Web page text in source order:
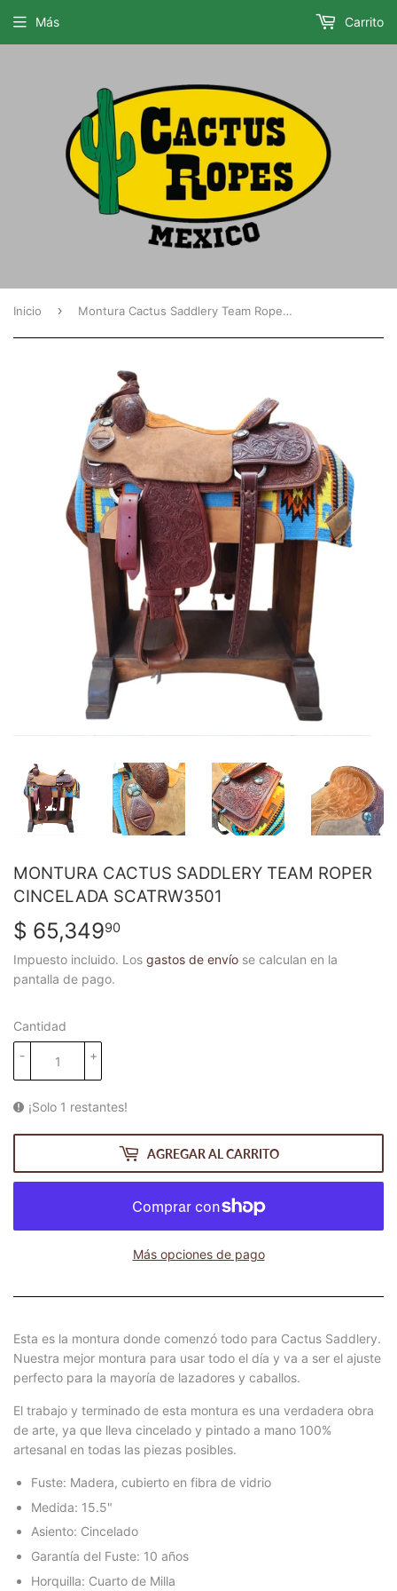
Más Carrito
Inicio › Montura Cactus Saddlery Team Roper Cincelada SCATRW3501
MONTURA CACTUS SADDLERY TEAM ROPER
CINCELADA SCATRW3501
$ 65,34990
65,349.90
Impuesto incluido. Los gastos de envío se calculan en la
pantalla de pago.
Cantidad
+
-
¡Solo 1 restantes!
AGREGAR AL CARRITO
Más opciones de pago
Esta es la montura donde comenzó todo para Cactus Saddlery.
Nuestra mejor montura para usar todo el día y va a ser el ajuste
perfecto para la mayoría de lazadores y caballos.
El trabajo y terminado de esta montura es una verdadera obra
de arte, ya que lleva cincelado y pintado a mano 100%
artesanal en todas las piezas posibles.
Fuste: Madera, cubierto en fibra de vidrio
Medida: 15.5"
Asiento: Cincelado
Garantía del Fuste: 10 años
Horquilla: Cuarto de Milla